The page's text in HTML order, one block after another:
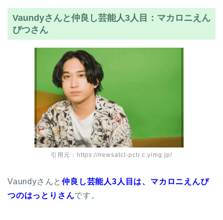
Vaundyさんと仲良し芸能人3人目：マカロニえん
ぴつさん
引用元：https://newsatcl-pctr.c.yimg.jp/
Vaundyさんと仲良し芸能人3人目は、マカロニえんぴ
つのはっとりさんです。